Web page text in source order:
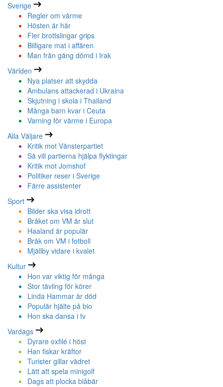
Sverige
Regler om värme
Hösten är här
Fler brottslingar grips
Billigare mat i affären
Man från gäng dömd i Irak
Världen
Nya platser att skydda
Ambulans attackerad i Ukraina
Skjutning i skola i Thailand
Många barn kvar i Ceuta
Varning för värme i Europa
Alla Väljare
Kritik mot Vänsterpartiet
Så vill partierna hjälpa flyktingar
Kritik mot Jomshof
Politiker reser i Sverige
Färre assistenter
Sport
Bilder ska visa idrott
Bråket om VM är slut
Haaland är populär
Bråk om VM i fotboll
Mjällby vidare i kvalet
Kultur
Hon var viktig för många
Stor tävling för körer
Linda Hammar är död
Populär hjälte på bio
Hon ska dansa i tv
Vardags
Dyrare oxfilé i höst
Han fiskar kräftor
Turister gillar vädret
Lätt att spela minigolf
Dags att plocka blåbär